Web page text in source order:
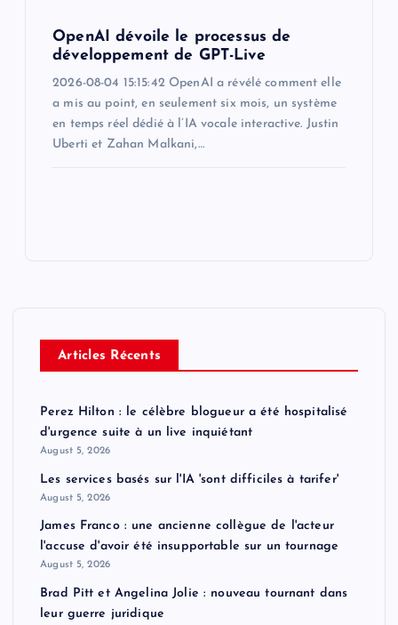
OpenAI dévoile le processus de
développement de GPT-Live
2026-08-04 15:15:42 OpenAI a révélé comment elle
a mis au point, en seulement six mois, un système
en temps réel dédié à l’IA vocale interactive. Justin
Uberti et Zahan Malkani,…
Articles Récents
Perez Hilton : le célèbre blogueur a été hospitalisé
d'urgence suite à un live inquiétant
August 5, 2026
Les services basés sur l'IA 'sont difficiles à tarifer'
August 5, 2026
James Franco : une ancienne collègue de l'acteur
l'accuse d'avoir été insupportable sur un tournage
August 5, 2026
Brad Pitt et Angelina Jolie : nouveau tournant dans
leur guerre juridique